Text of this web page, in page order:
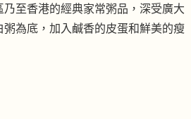
至香港的經典家常粥品，深受廣大
為底，加入鹹香的皮蛋和鮮美的瘦